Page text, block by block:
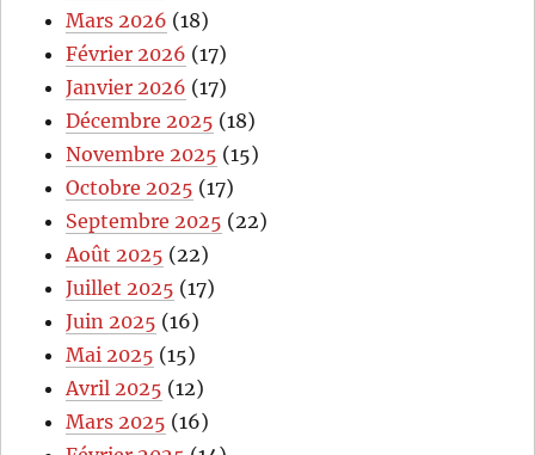
Mars 2026 (18)
Février 2026 (17)
Janvier 2026 (17)
Décembre 2025 (18)
Novembre 2025 (15)
Octobre 2025 (17)
Septembre 2025 (22)
Août 2025 (22)
Juillet 2025 (17)
Juin 2025 (16)
Mai 2025 (15)
Avril 2025 (12)
Mars 2025 (16)